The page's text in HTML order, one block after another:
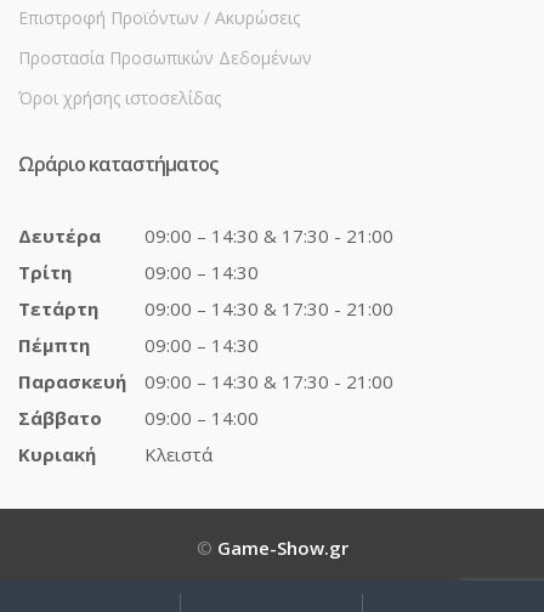
Επιστροφή Προϊόντων / Ακυρώσεις
Προστασία Προσωπικών Δεδομένων
Όροι χρήσης ιστοσελίδας
Ωράριο καταστήματος
Δευτέρα
09:00 – 14:30 & 17:30 - 21:00
Τρίτη
09:00 – 14:30
Τετάρτη
09:00 – 14:30 & 17:30 - 21:00
Πέμπτη
09:00 – 14:30
Παρασκευή
09:00 – 14:30 & 17:30 - 21:00
Σάββατο
09:00 – 14:00
Κυριακή
Κλειστά
© Game-Show.gr